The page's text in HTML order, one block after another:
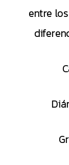
entre